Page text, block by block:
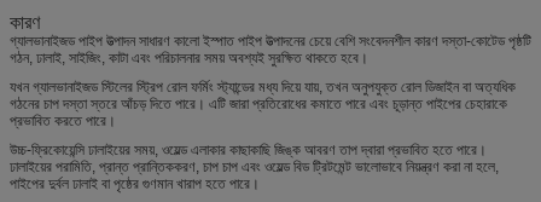
কারণ
গ্যালভানাইজড পাইপ উত্পাদন সাধারণ কালো ইস্পাত পাইপ উত্পাদনের চেয়ে বেশি সংবেদনশীল কারণ দস্তা-কোটেড পৃষ্ঠটি
গঠন, ঢালাই, সাইজিং, কাটা এবং পরিচালনার সময় অবশ্যই সুরক্ষিত থাকতে হবে।
যখন গ্যালভানাইজড স্টিলের স্ট্রিপ রোল ফর্মিং স্ট্যান্ডের মধ্য দিয়ে যায়, তখন অনুপযুক্ত রোল ডিজাইন বা অত্যধিক
গঠনের চাপ দস্তা স্তরে আঁচড় দিতে পারে। এটি জারা প্রতিরোধের কমাতে পারে এবং চূড়ান্ত পাইপের চেহারাকে
প্রভাবিত করতে পারে।
উচ্চ-ফ্রিকোয়েন্সি ঢালাইয়ের সময়, ওয়েল্ড এলাকার কাছাকাছি জিঙ্ক আবরণ তাপ দ্বারা প্রভাবিত হতে পারে।
ঢালাইয়ের পরামিতি, প্রান্ত প্রান্তিককরণ, চাপ চাপ এবং ওয়েল্ড বিড ট্রিটমেন্ট ভালোভাবে নিয়ন্ত্রণ করা না হলে,
পাইপের দুর্বল ঢালাই বা পৃষ্ঠের গুণমান খারাপ হতে পারে।